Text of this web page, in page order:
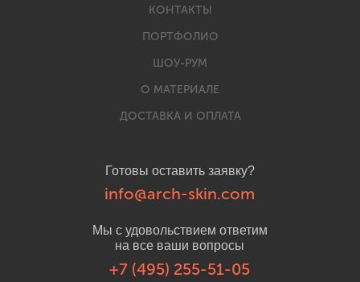
Готовы оставить заявку?
info@arch-skin.com
Мы с удовольствием ответим
на все ваши вопросы
+7 (495) 255-51-05
КОНТАКТЫ
ПОРТФОЛИО
ШОУ-РУМ
О МАТЕРИАЛЕ
ДОСТАВКА И ОПЛАТА